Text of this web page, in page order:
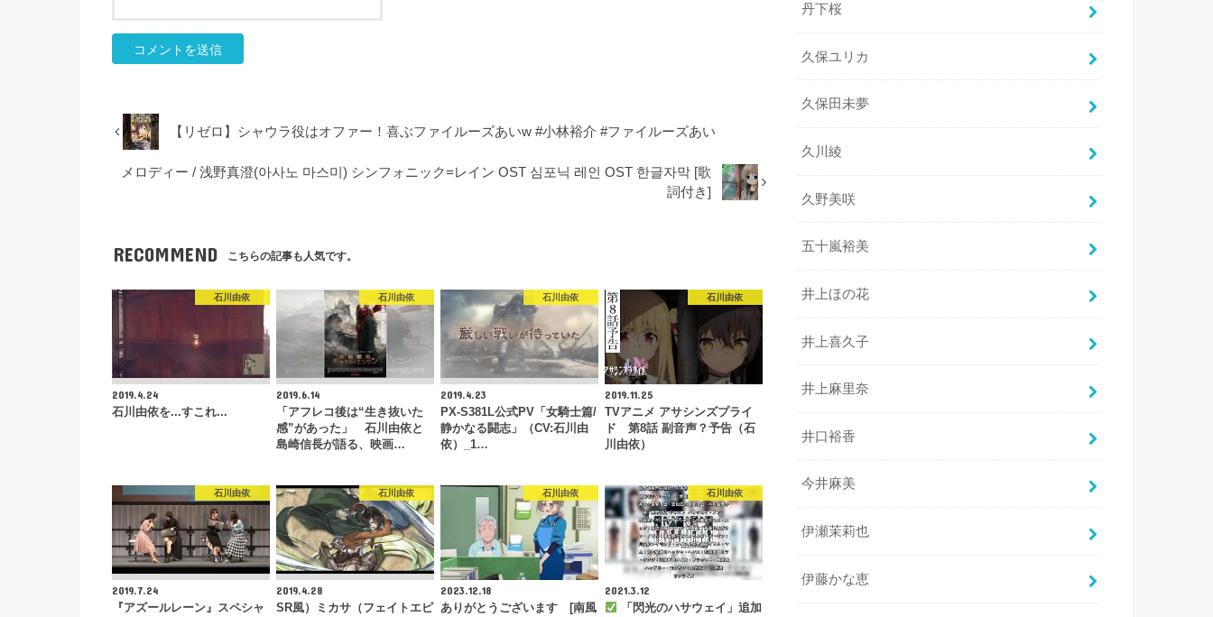
【リゼロ】シャウラ役はオファー！喜ぶファイルーズあいw #小林裕介 #ファイルーズあい
メロディー / 浅野真澄(아사노 마스미) シンフォニック=レイン OST 심포닉 레인 OST 한글자막 [歌
詞付き]
RECOMMEND こちらの記事も人気です。
石川由依
2019.4.24
石川由依を...すこれ...
石川由依
2019.6.14
「アフレコ後は“生き抜いた
感”があった」 石川由依と
島崎信長が語る、映画…
石川由依
2019.4.23
PX-S381L公式PV「女騎士篇/
静かなる闘志」（CV:石川由
依）_1…
石川由依
2019.11.25
TVアニメ アサシンズプライ
ド 第8話 副音声？予告（石
川由依）
石川由依
2019.7.24
『アズールレーン』スペシャ
石川由依
2019.4.28
SR風）ミカサ（フェイトエピ
石川由依
2023.12.18
ありがとうございます [南風
石川由依
2021.3.12
「閃光のハサウェイ」追加
丹下桜
久保ユリカ
久保田未夢
久川綾
久野美咲
五十嵐裕美
井上ほの花
井上喜久子
井上麻里奈
井口裕香
今井麻美
伊瀬茉莉也
伊藤かな恵